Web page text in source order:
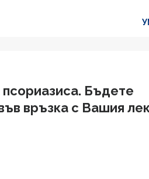
Бъдете
връзка с Вашия